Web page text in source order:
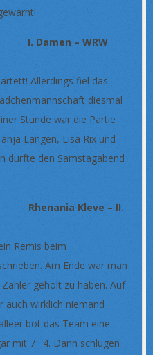
– WRW
Allerdings fiel das
diesmal
Stunde war die Partie
Langen, Lisa Rix und
durfte den Samstagabend
Kleve – II.
Remis beim
Am Ende war man
geholt zu haben. Auf
auch wirklich niemand
bot das Team eine
mit 7 : 4. Dann schlugen